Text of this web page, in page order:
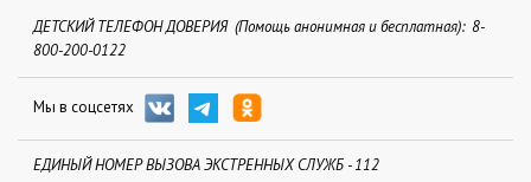
ДЕТСКИЙ ТЕЛЕФОН ДОВЕРИЯ (Помощь анонимная и бесплатная): 8-
800-200-0122
Мы в соцсетях
ЕДИНЫЙ НОМЕР ВЫЗОВА ЭКСТРЕННЫХ СЛУЖБ - 112